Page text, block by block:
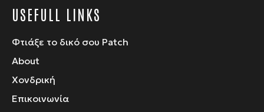
USEFULL LINKS
Φτιάξε το δικό σου Patch
About
Χονδρική
Επικοινωνία